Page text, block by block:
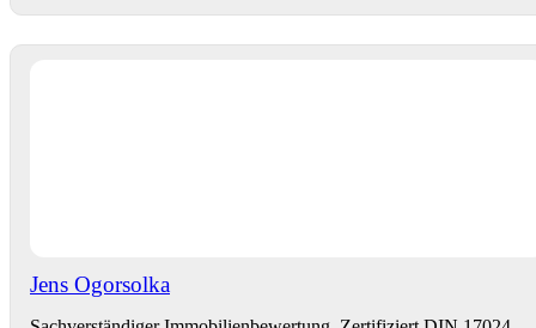
Jens Ogorsolka